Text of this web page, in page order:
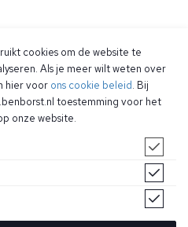
Ben Borst
cookies om de website te
Als je meer wilt weten over
hier voor ons cookie beleid. Bij
toestemming voor het
onze website.